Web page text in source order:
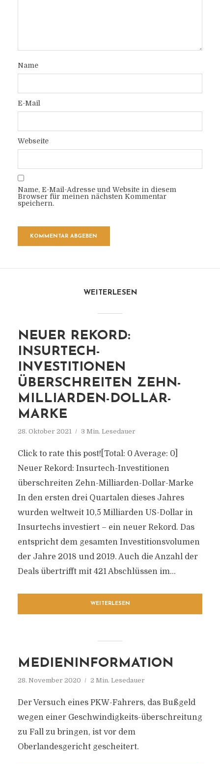
Name
E-Mail
Webseite
Name, E-Mail-Adresse und Website in diesem
Browser für meinen nächsten Kommentar
speichern.
WEITERLESEN
NEUER REKORD:
INSURTECH-
INVESTITIONEN
ÜBERSCHREITEN ZEHN-
MILLIARDEN-DOLLAR-
MARKE
28. Oktober 2021 3 Min. Lesedauer
Click to rate this post![Total: 0 Average: 0]
Neuer Rekord: Insurtech-Investitionen
überschreiten Zehn-Milliarden-Dollar-Marke
In den ersten drei Quartalen dieses Jahres
wurden weltweit 10,5 Milliarden US-Dollar in
Insurtechs investiert – ein neuer Rekord. Das
entspricht dem gesamten Investitionsvolumen
der Jahre 2018 und 2019. Auch die Anzahl der
Deals übertrifft mit 421 Abschlüssen im...
WEITERLESEN
MEDIENINFORMATION
28. November 2020 2 Min. Lesedauer
Der Versuch eines PKW-Fahrers, das Bußgeld
wegen einer Geschwindigkeits-überschreitung
zu Fall zu bringen, ist vor dem
Oberlandesgericht gescheitert.